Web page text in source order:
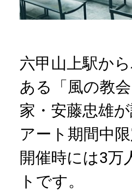
六甲山上駅か
ある「風の教
家・安藤忠雄
アート期間中
開催時には3万
トです。